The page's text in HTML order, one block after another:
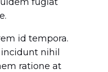
id tempora.
nihil
ratione at